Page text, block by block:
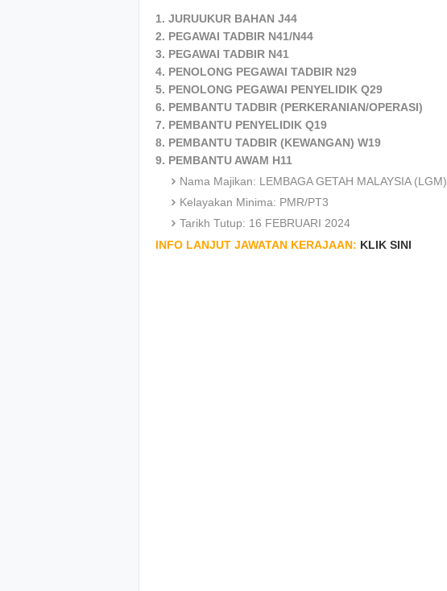
1. JURUUKUR BAHAN J44
2. PEGAWAI TADBIR N41/N44
3. PEGAWAI TADBIR N41
4. PENOLONG PEGAWAI TADBIR N29
5. PENOLONG PEGAWAI PENYELIDIK Q29
6. PEMBANTU TADBIR (PERKERANIAN/OPERASI)
7. PEMBANTU PENYELIDIK Q19
8. PEMBANTU TADBIR (KEWANGAN) W19
9. PEMBANTU AWAM H11
Nama Majikan: LEMBAGA GETAH MALAYSIA (LGM)
Kelayakan Minima: PMR/PT3
Tarikh Tutup: 16 FEBRUARI 2024
INFO LANJUT JAWATAN KERAJAAN: KLIK SINI